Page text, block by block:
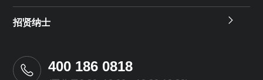
招贤纳士
400 186 0818